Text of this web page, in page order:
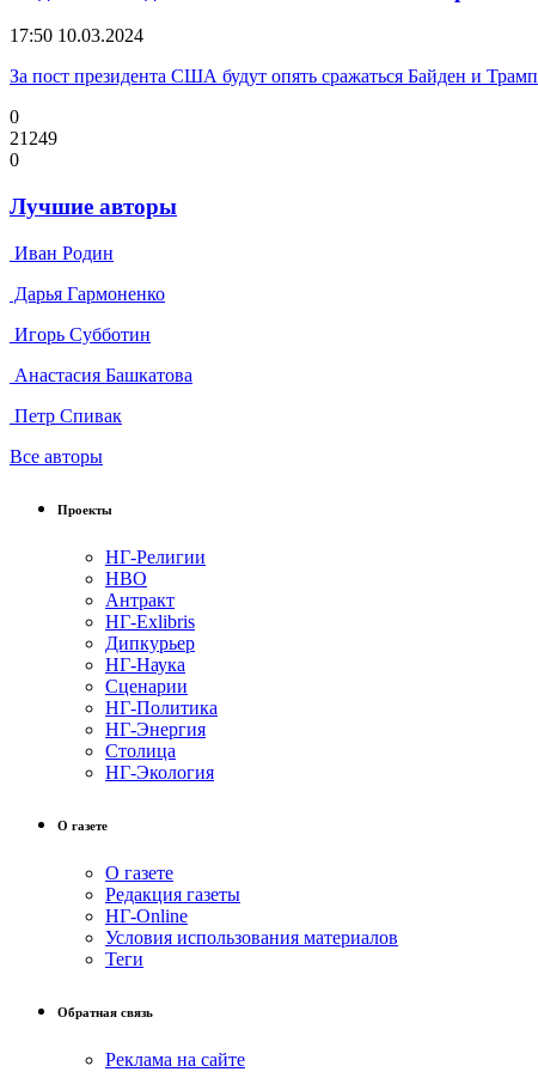
17:50 10.03.2024
За пост президента США будут опять сражаться Байден и Трамп
0
21249
0
Лучшие авторы
Иван Родин
Дарья Гармоненко
Игорь Субботин
Анастасия Башкатова
Петр Спивак
Все авторы
Проекты
НГ-Религии
НВО
Антракт
НГ-Exlibris
Дипкурьер
НГ-Наука
Сценарии
НГ-Политика
НГ-Энергия
Столица
НГ-Экология
О газете
О газете
Редакция газеты
НГ-Online
Условия использования материалов
Теги
Обратная связь
Реклама на сайте